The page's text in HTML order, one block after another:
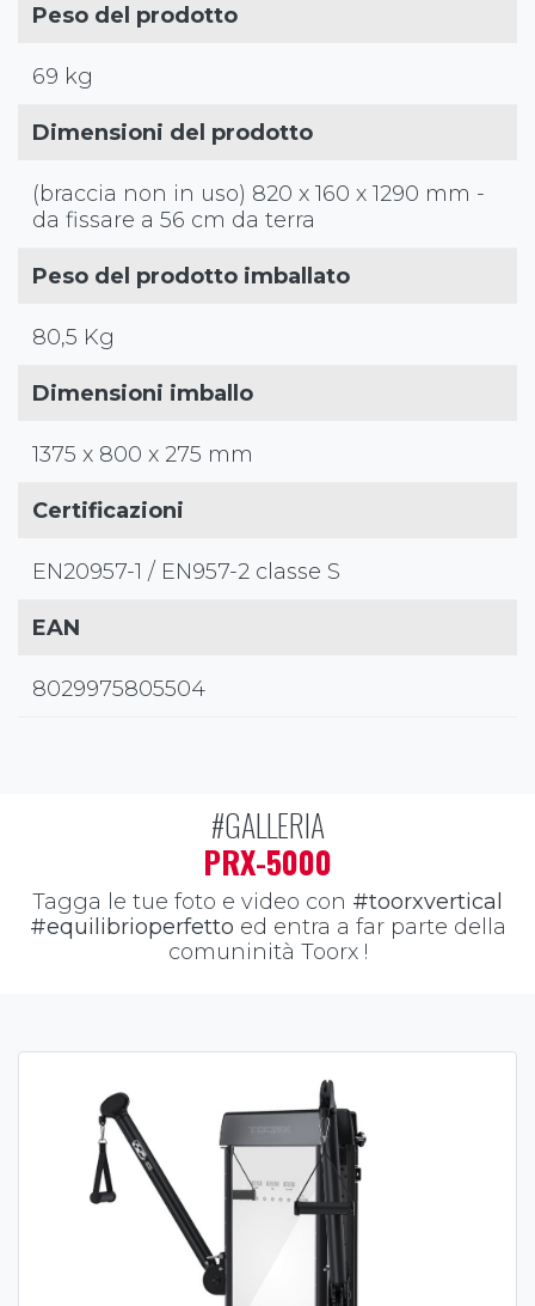
Peso del prodotto
69 kg
Dimensioni del prodotto
(braccia non in uso) 820 x 160 x 1290 mm -
da fissare a 56 cm da terra
Peso del prodotto imballato
80,5 Kg
Dimensioni imballo
1375 x 800 x 275 mm
Certificazioni
EN20957-1 / EN957-2 classe S
EAN
8029975805504
#GALLERIA
PRX-5000
Tagga le tue foto e video con #toorxvertical
#equilibrioperfetto ed entra a far parte della
comuninità Toorx !